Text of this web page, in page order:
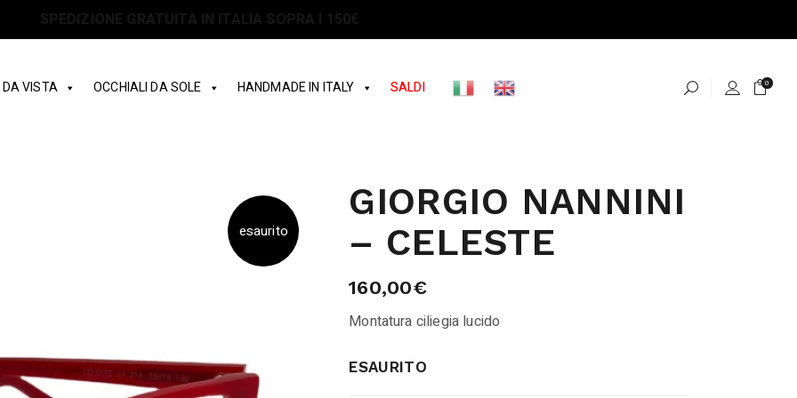
VISTA OCCHIALI DA SOLE HANDMADE IN ITALY SALDI 0
esaurito
GIORGIO NANNINI
– CELESTE
160,00€
Montatura ciliegia lucido
ESAURITO